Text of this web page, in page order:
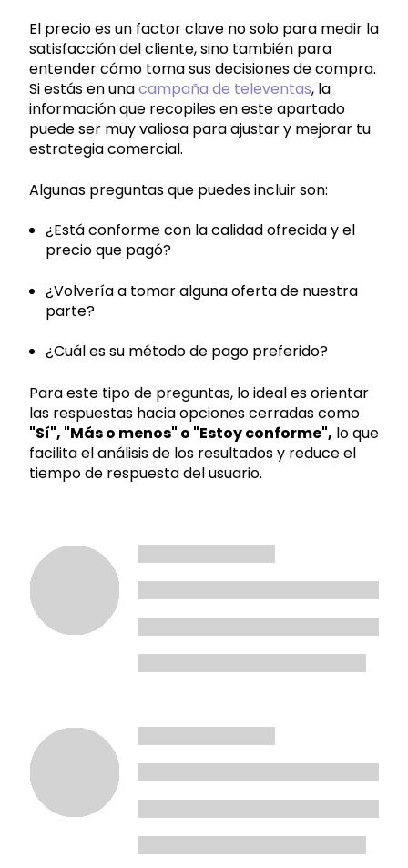
El precio es un factor clave no solo para medir la
satisfacción del cliente, sino también para
entender cómo toma sus decisiones de compra.
Si estás en unacampaña de televentas, la
información que recopiles en este apartado
puede ser muy valiosa para ajustar y mejorar tu
estrategia comercial.
Algunas preguntas que puedes incluir son:
¿Está conforme con la calidad ofrecida y el
precio que pagó?
¿Volvería a tomar alguna oferta de nuestra
parte?
¿Cuál es su método de pago preferido?
Para este tipo de preguntas, lo ideal es orientar
las respuestas hacia opciones cerradas como
"Sí", "Más o menos" o "Estoy conforme", lo que
facilita el análisis de los resultados y reduce el
tiempo de respuesta del usuario.